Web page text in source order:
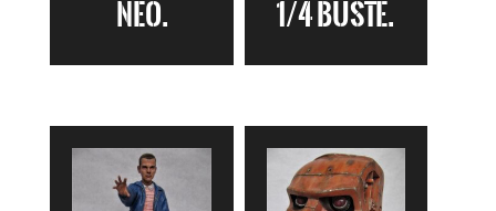
NEO.
1/4 Buste.